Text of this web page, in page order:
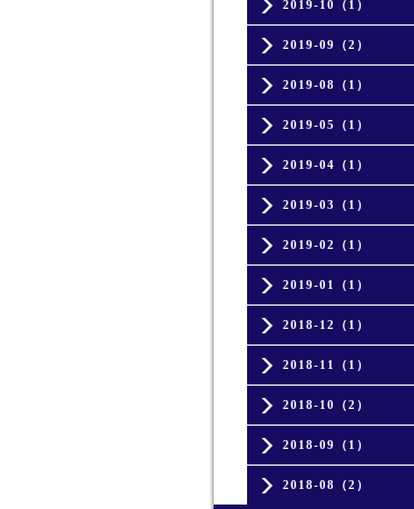
2019-10（1）
2019-09（2）
2019-08（1）
2019-05（1）
2019-04（1）
2019-03（1）
2019-02（1）
2019-01（1）
2018-12（1）
2018-11（1）
2018-10（2）
2018-09（1）
2018-08（2）